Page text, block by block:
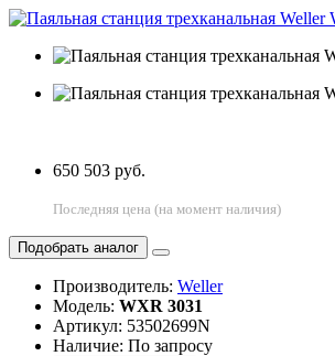
650 503 руб.
Последняя цена (на момент наличия)
Подобрать аналог
Производитель: Weller
Модель: WXR 3031
Артикул: 53502699N
Наличие: По запросу